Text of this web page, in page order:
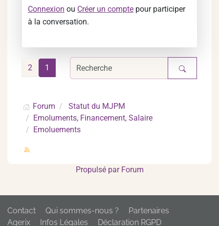
Connexion ou Créer un compte pour participer
à la conversation.
1
2
Forum
Statut du MJPM
Emoluments, Financement, Salaire
Emoluements
Propulsé par Forum
Contact Qui sommes-nous ?
Partenaires
Agerix
Infos Légales Déclaration RGPD